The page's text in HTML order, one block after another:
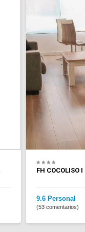
FH COCOLISO I
9.6 Personal
(53 comentarios)